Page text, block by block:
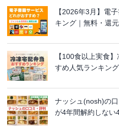
【2026年3月】電
キング｜無料・還
【100食以上実食
すめ人気ランキン
ナッシュ(nosh)の
が4年間解約しない